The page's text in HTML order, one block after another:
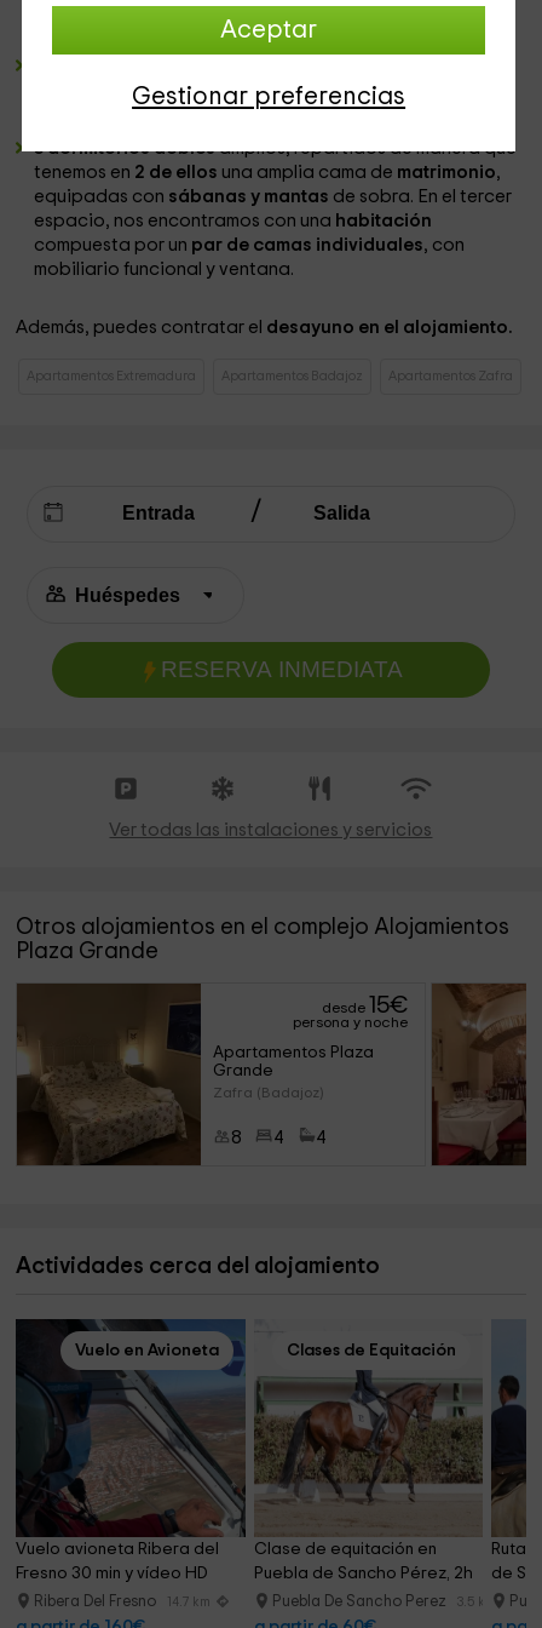
Aceptar
Gestionar preferencias
también loselectrodomésticoscon los que vas a poder
cocinar como si estuvieras en tu propia casa.
sanitariosideales para el día a día y para los que te
dejaremos variosjuegos de toallas.
3 dormitorios doblesamplios, repartidos de manera que
tenemos en 2 de ellos una amplia cama de matrimonio,
equipadas con sábanas y mantas de sobra. En el tercer
espacio, nos encontramos con una habitación
compuesta por un par de camas individuales, con
mobiliario funcional y ventana.
Además, puedes contratar el desayuno en el alojamiento.
Apartamentos Extremadura Apartamentos Badajoz Apartamentos Zafra
RESERVA INMEDIATA
Ver todas las instalaciones y servicios
Otros alojamientos en el complejo Alojamientos
Plaza Grande
desde 15€
persona y noche
Apartamentos Plaza
Grande
Zafra (Badajoz)
8 4 4
Actividades cerca del alojamiento
Vuelo en Avioneta
Vuelo avioneta Ribera del
Fresno 30 min y vídeo HD
Ribera Del Fresno 14.7 km
Clases de Equitación
Clase de equitación en
Puebla de Sancho Pérez, 2h
Puebla De Sancho Perez 3.5 km
Ruta
de